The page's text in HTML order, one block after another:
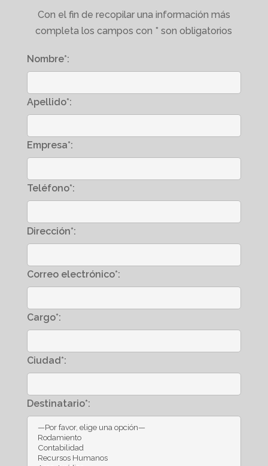
Con el fin de recopilar una información más
completa los campos con * son obligatorios
Nombre*:
Apellido*:
Empresa*:
Teléfono*:
Dirección*:
Correo electrónico*:
Cargo*:
Ciudad*:
Destinatario*: